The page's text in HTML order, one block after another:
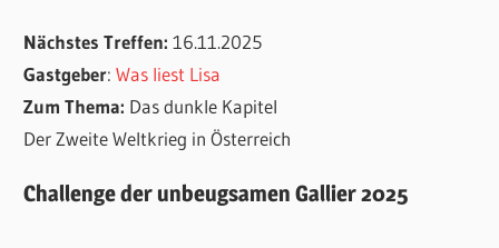
Nächstes Treffen:16.11.2025
Gastgeber:Was liest Lisa
Zum Thema: Das dunkle Kapitel
Der Zweite Weltkrieg in Österreich
Challenge der unbeugsamen Gallier 2025